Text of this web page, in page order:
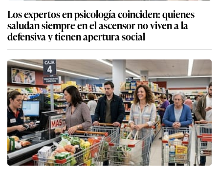
Los expertos en psicología coinciden: quienes
saludan siempre en el ascensor no viven a la
defensiva y tienen apertura social